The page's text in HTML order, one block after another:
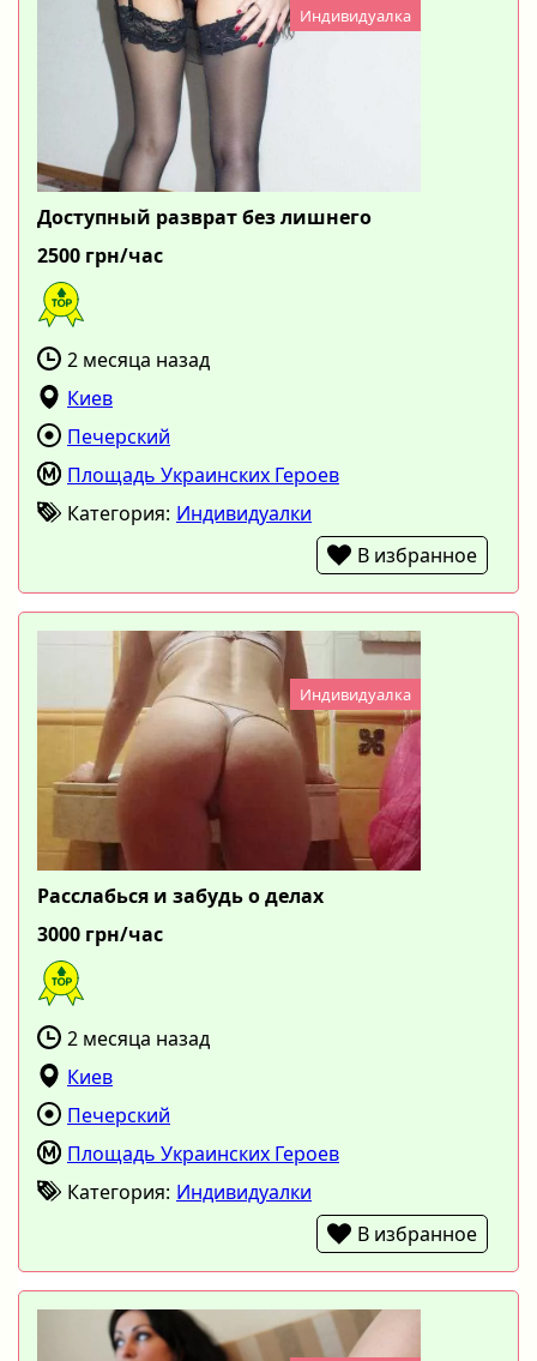
Индивидуалка
Доступный разврат без лишнего
2500 грн/час
2 месяца назад
Киев
Печерский
Площадь Украинских Героев
Категория: Индивидуалки
В избранное
Индивидуалка
Расслабься и забудь о делах
3000 грн/час
2 месяца назад
Киев
Печерский
Площадь Украинских Героев
Категория: Индивидуалки
В избранное